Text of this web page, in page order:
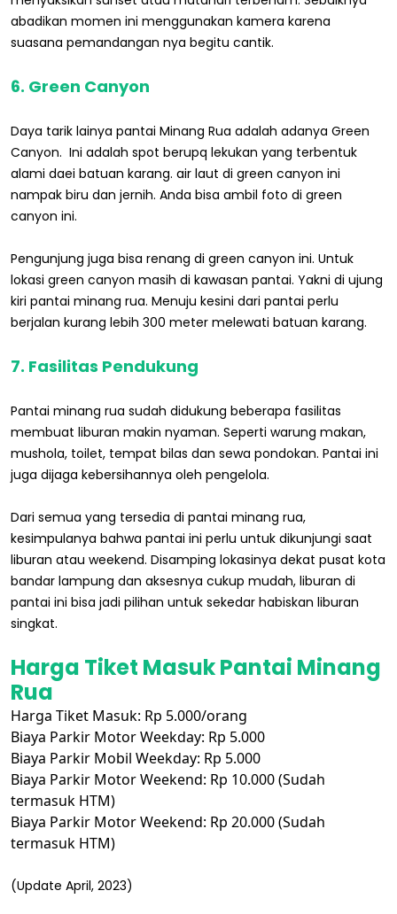
abadikan momen ini menggunakan kamera karena
suasana pemandangan nya begitu cantik.
6. Green Canyon
Daya tarik lainya pantai Minang Rua adalah adanya Green
Canyon. Ini adalah spot berupq lekukan yang terbentuk
alami daei batuan karang. air laut di green canyon ini
nampak biru dan jernih. Anda bisa ambil foto di green
canyon ini.
Pengunjung juga bisa renang di green canyon ini. Untuk
lokasi green canyon masih di kawasan pantai. Yakni di ujung
kiri pantai minang rua. Menuju kesini dari pantai perlu
berjalan kurang lebih 300 meter melewati batuan karang.
7. Fasilitas Pendukung
Pantai minang rua sudah didukung beberapa fasilitas
membuat liburan makin nyaman. Seperti warung makan,
mushola, toilet, tempat bilas dan sewa pondokan. Pantai ini
juga dijaga kebersihannya oleh pengelola.
Dari semua yang tersedia di pantai minang rua,
kesimpulanya bahwa pantai ini perlu untuk dikunjungi saat
liburan atau weekend. Disamping lokasinya dekat pusat kota
bandar lampung dan aksesnya cukup mudah, liburan di
pantai ini bisa jadi pilihan untuk sekedar habiskan liburan
singkat.
Harga Tiket Masuk Pantai Minang
Rua
Harga Tiket Masuk: Rp 5.000/orang
Biaya Parkir Motor Weekday: Rp 5.000
Biaya Parkir Mobil Weekday: Rp 5.000
Biaya Parkir Motor Weekend: Rp 10.000 (Sudah
termasuk HTM)
Biaya Parkir Motor Weekend: Rp 20.000 (Sudah
termasuk HTM)
(Update April, 2023)